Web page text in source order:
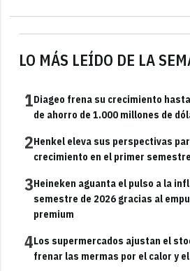
LO MÁS LEÍDO DE LA
1Diageo frena su crecimiento
de ahorro de 1.000 millones de
2Henkel eleva sus perspectivas
crecimiento en el primer semestre
3Heineken aguanta el pulso a la
semestre de 2026 gracias al
premium
4Los supermercados ajustan el
frenar las mermas por el calor y